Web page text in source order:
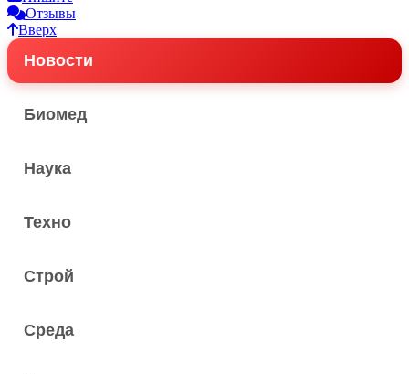
Отзывы
Вверх
Новости
Биомед
Наука
Техно
Строй
Среда